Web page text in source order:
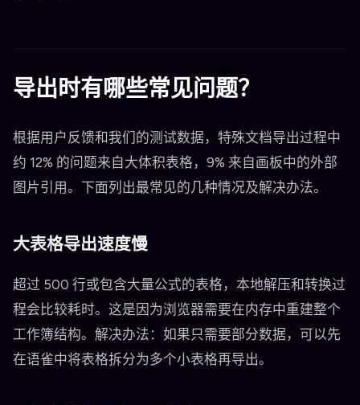
导出时有哪些常见问题？
根据用户反馈和我们的测试数据，特殊文档导出过程中
约 12% 的问题来自大体积表格，9% 来自画板中的外部
图片引用。下面列出最常见的几种情况及解决办法。
大表格导出速度慢
超过 500 行或包含大量公式的表格，本地解压和转换过
程会比较耗时。这是因为浏览器需要在内存中重建整个
工作簿结构。解决办法：如果只需要部分数据，可以先
在语雀中将表格拆分为多个小表格再导出。